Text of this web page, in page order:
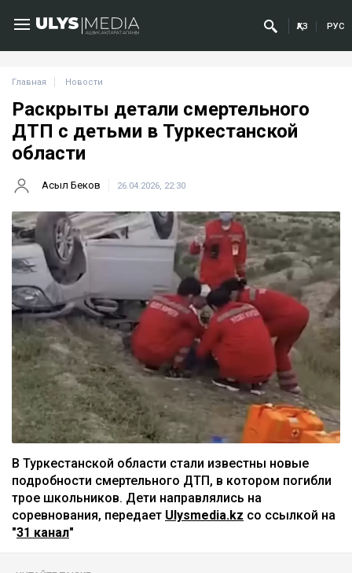
ҚАЗ РУС
Главная Новости
Раскрыты детали смертельного
ДТП с детьми в Туркестанской
области
Асыл Беков 26.04.2026, 22:30
В Туркестанской области стали известны новые
подробности смертельного ДТП, в котором погибли
трое школьников. Дети направлялись на
соревнования, передает Ulysmedia.kz со ссылкой на
"31 канал"